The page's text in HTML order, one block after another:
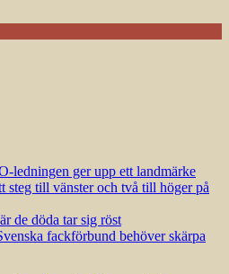
ledningen ger upp ett landmärke
steg till vänster och två till höger på
de döda tar sig röst
fackförbund behöver skärpa